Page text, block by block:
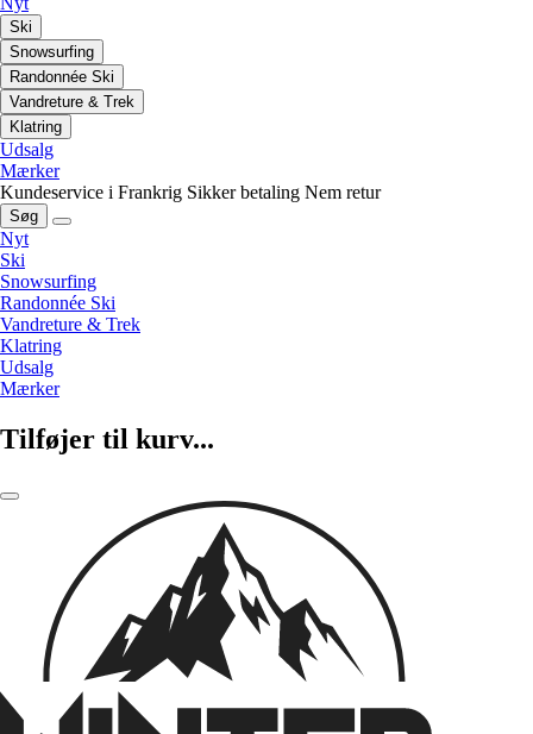
Ski
Snowsurfing
Randonnée Ski
Vandreture & Trek
Klatring
Udsalg
Mærker
Kundeservice i Frankrig Sikker betaling Nem retur
Søg
Nyt
Ski
Snowsurfing
Randonnée Ski
Vandreture & Trek
Klatring
Udsalg
Mærker
Tilføjer til kurv...